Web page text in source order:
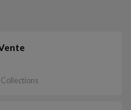
Collections